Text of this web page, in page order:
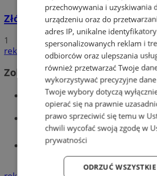
Złóż wniosek o dodatek
1
reklama
Zobacz również
Wiadomości kryminalne
Wiadomości lokalne
Tworzenie stron www -
przechowywania i uzyskiwania
urządzeniu oraz do
adres IP, unikalne
spersonalizowanych reklam i
odbiorców oraz ulepszania
również przetwarzać Twoje
wykorzystywać precyzyjne
Twoje wybory dotyczą
opierać się na prawnie
prawo sprzeciwić się temu w
chwili wycofać swoją zgodę w
prywatności
ODRZUĆ WSZYSTKIE